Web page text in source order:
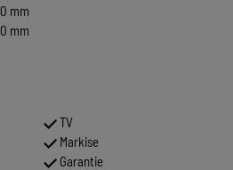
mm
mm
TV
Markise
Garantie